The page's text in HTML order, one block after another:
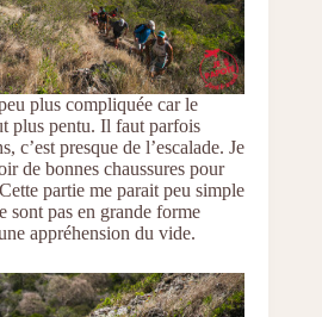
plus compliquée car le
plus pentu. Il faut parfois
c’est presque de l’escalade. Je
de bonnes chaussures pour
partie me parait peu simple
sont pas en grande forme
appréhension du vide.